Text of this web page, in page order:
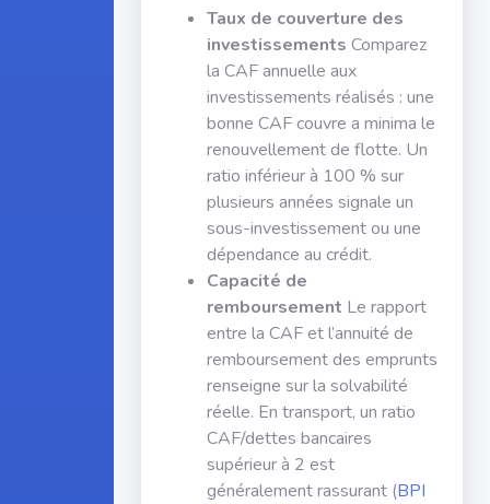
Taux de couverture des
investissements Comparez
la CAF annuelle aux
investissements réalisés : une
bonne CAF couvre a minima le
renouvellement de flotte. Un
ratio inférieur à 100 % sur
plusieurs années signale un
sous-investissement ou une
dépendance au crédit.
Capacité de
remboursement Le rapport
entre la CAF et l’annuité de
remboursement des emprunts
renseigne sur la solvabilité
réelle. En transport, un ratio
CAF/dettes bancaires
supérieur à 2 est
généralement rassurant (BPI